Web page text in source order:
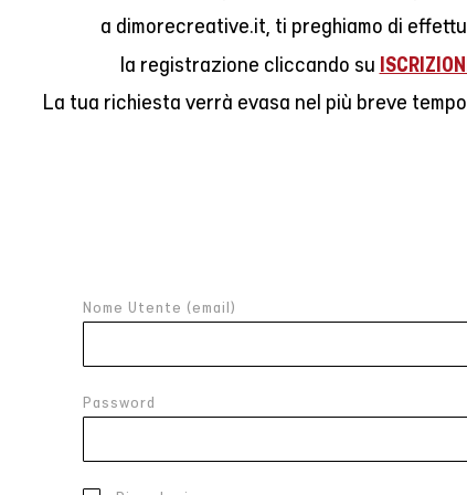
a dimorecreative.it, ti preghiamo di
la registrazione cliccando su
La tua richiesta verrà evasa nel più breve
Nome Utente (email)
Password